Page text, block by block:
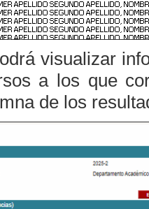
visualizar
a los que
de los